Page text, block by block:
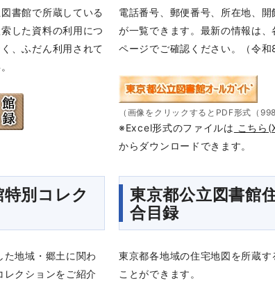
書館で所蔵している
した資料の利用につ
、ふだん利用されて
電話番号、郵便番号、所在地、
が一覧できます。最新の情報は、
ページでご確認ください。（令和
（画像をクリックするとPDF形式（
※Excel形式のファイルは こちら
からダウンロードできます。
別コレク
地域・郷土に関わ
レクションをご紹介
東京都公立図書館
合目録
東京都各地域の住宅地図を所蔵す
ことができます。